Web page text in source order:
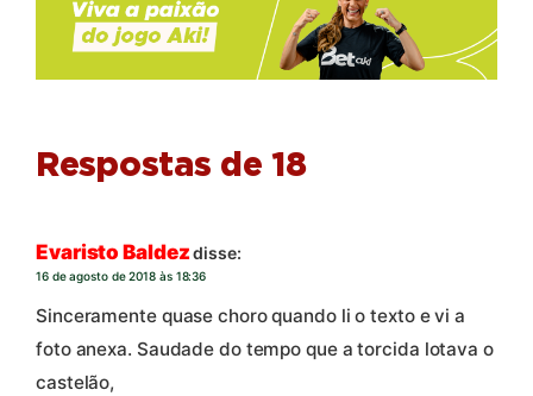
Respostas de 18
Evaristo Baldez disse:
16 de agosto de 2018 às 18:36
Sinceramente quase choro quando li o texto e vi a
foto anexa. Saudade do tempo que a torcida lotava o
castelão,